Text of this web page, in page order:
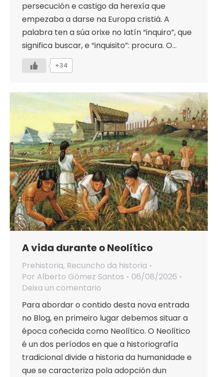
persecución e castigo da herexía que
empezaba a darse na Europa cristiá. A
palabra ten a súa orixe no latín “inquiro”, que
significa buscar, e “inquisito”: procura. O…
+34
A vida durante o Neolítico
Prehistoria, Recuncho da historia
Por Alberto Gómez Santos
06/08/2026
Deixa un comentario
Para abordar o contido desta nova entrada
no Blog, en primeiro lugar debemos situar a
época coñecida como Neolítico. O Neolítico
é un dos períodos en que a historiografía
tradicional divide a historia da humanidade e
que se caracteriza pola adopción dun